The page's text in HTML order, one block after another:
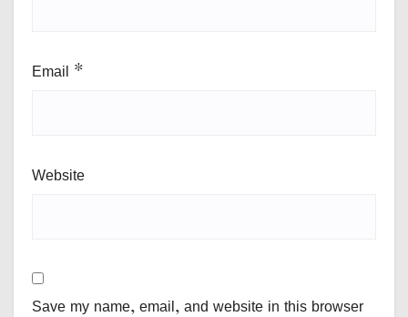
Email *
Website
Save my name, email, and website in this browser